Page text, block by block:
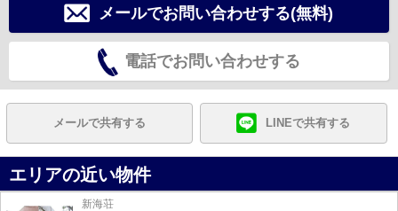
メールでお問い合わせする(無料)
電話でお問い合わせする
メールで共有する LINEで共有する
エリアの近い物件
新海荘